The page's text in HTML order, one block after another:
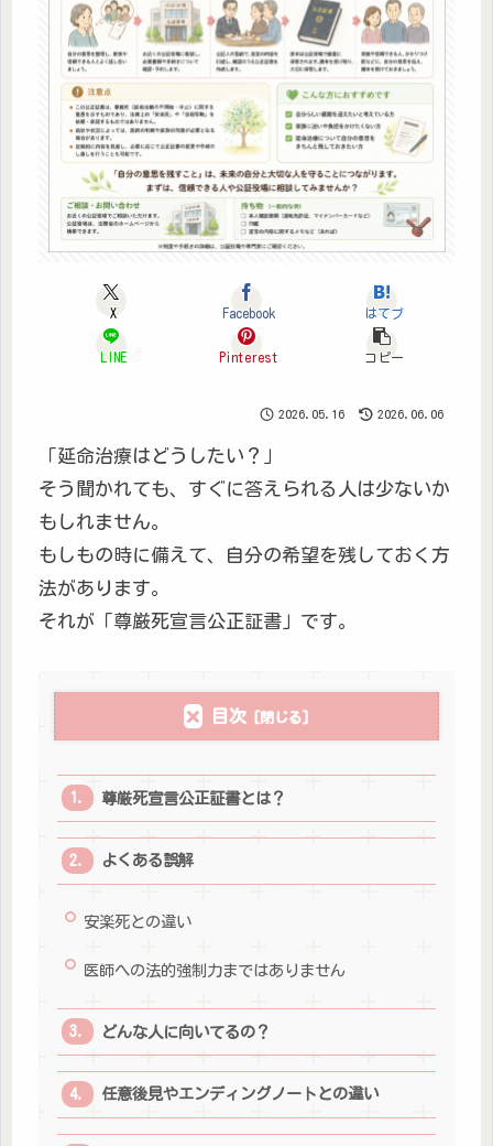
X Facebook はてブ
LINE Pinterest コピー
2026.05.16 2026.06.06
「延命治療はどうしたい？」
そう聞かれても、すぐに答えられる人は少ないか
もしれません。
もしもの時に備えて、自分の希望を残しておく方
法があります。
それが「尊厳死宣言公正証書」です。
目次
尊厳死宣言公正証書とは？
よくある誤解
安楽死との違い
医師への法的強制力まではありません
どんな人に向いてるの？
任意後見やエンディングノートとの違い